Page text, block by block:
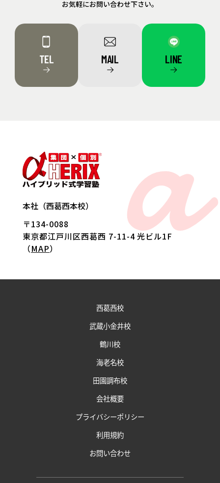
お気軽にお問い合わせ下さい。
TEL
→
MAIL
→
LINE
→
本社（西葛西本校）
〒134-0088
東京都江戸川区西葛西 7-11-4 光ビル1F
（MAP） a
西葛西校
武蔵小金井校
鶴川校
海老名校
田園調布校
会社概要
プライバシーポリシー
利用規約
お問い合わせ